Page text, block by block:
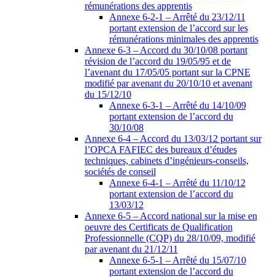
rémunérations des apprentis
Annexe 6-2-1 – Arrêté du 23/12/11
portant extension de l’accord sur les
rémunérations minimales des apprentis
Annexe 6-3 – Accord du 30/10/08 portant
révision de l’accord du 19/05/95 et de
l’avenant du 17/05/05 portant sur la CPNE
modifié par avenant du 20/10/10 et avenant
du 15/12/10
Annexe 6-3-1 – Arrêté du 14/10/09
portant extension de l’accord du
30/10/08
Annexe 6-4 – Accord du 13/03/12 portant sur
l’OPCA FAFIEC des bureaux d’études
techniques, cabinets d’ingénieurs-conseils,
sociétés de conseil
Annexe 6-4-1 – Arrêté du 11/10/12
portant extension de l’accord du
13/03/12
Annexe 6-5 – Accord national sur la mise en
oeuvre des Certificats de Qualification
Professionnelle (CQP) du 28/10/09, modifié
par avenant du 21/12/11
Annexe 6-5-1 – Arrêté du 15/07/10
portant extension de l’accord du